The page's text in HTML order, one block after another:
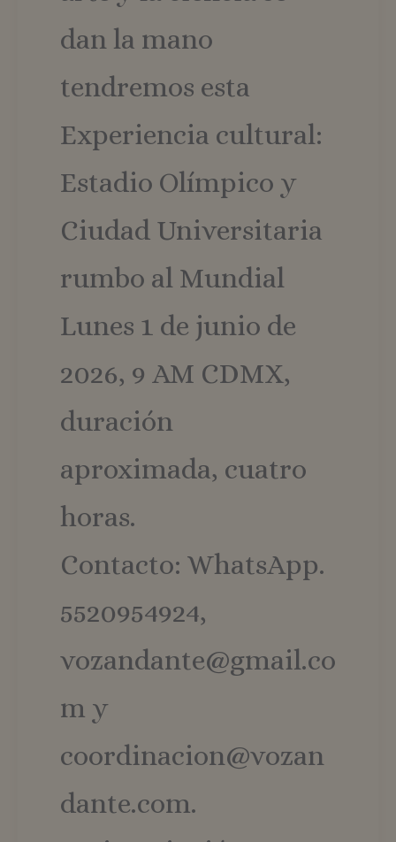
dan la mano
tendremos esta
Experiencia cultural:
Estadio Olímpico y
Ciudad Universitaria
rumbo al Mundial
Lunes 1 de junio de
2026, 9 AM CDMX,
duración
aproximada, cuatro
horas.
Contacto: WhatsApp.
5520954924,
vozandante@gmail.co
m y
coordinacion@vozan
dante.com.